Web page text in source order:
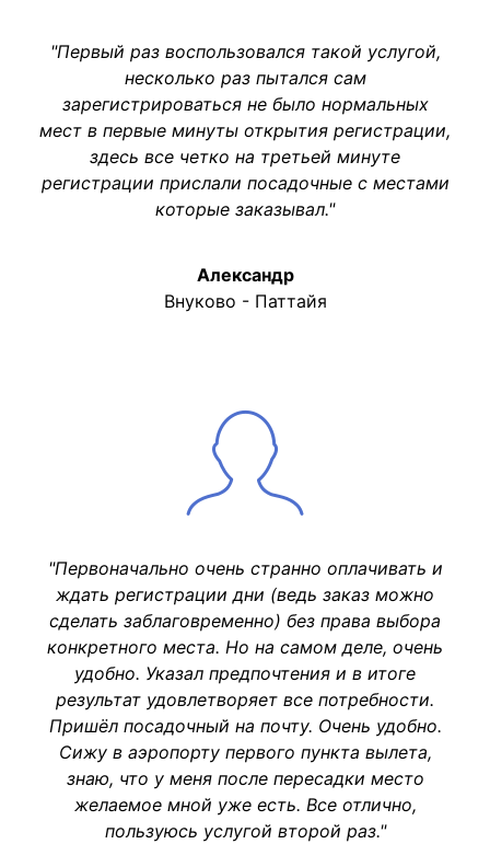
"Первый раз воспользовался такой услугой,
несколько раз пытался сам
зарегистрироваться не было нормальных
мест в первые минуты открытия регистрации,
здесь все четко на третьей минуте
регистрации прислали посадочные с местами
которые заказывал."
Александр
Внуково - Паттайя
"Первоначально очень странно оплачивать и
ждать регистрации дни (ведь заказ можно
сделать заблаговременно) без права выбора
конкретного места. Но на самом деле, очень
удобно. Указал предпочтения и в итоге
результат удовлетворяет все потребности.
Пришёл посадочный на почту. Очень удобно.
Сижу в аэропорту первого пункта вылета,
знаю, что у меня после пересадки место
желаемое мной уже есть. Все отлично,
пользуюсь услугой второй раз."